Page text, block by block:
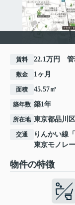
賃料 22.1万円 管
敷金 1ヶ月
面積 45.57㎡
築年数 築1年
所在地 東京都品川区
交通 りんかい線 「
東京モノレ
物件の特徴